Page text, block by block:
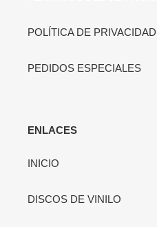
POLÍTICA DE PRIVACIDAD
PEDIDOS ESPECIALES
ENLACES
INICIO
DISCOS DE VINILO